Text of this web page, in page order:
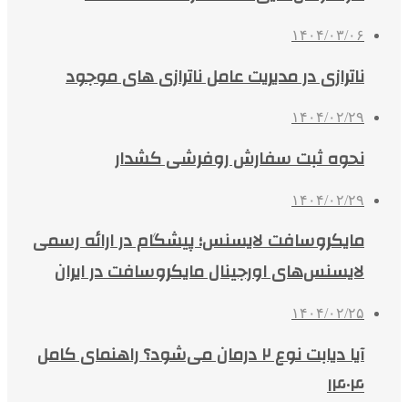
۱۴۰۴/۰۳/۰۶
ناترازی در مدیریت عامل ناترازی های موجود
۱۴۰۴/۰۲/۲۹
نحوه ثبت سفارش روفرشی کشدار
۱۴۰۴/۰۲/۲۹
مایکروسافت لایسنس؛ پیشگام در ارائه رسمی
لایسنس‌های اورجینال مایکروسافت در ایران
۱۴۰۴/۰۲/۲۵
آیا دیابت نوع ۲ درمان می‌شود؟ راهنمای کامل
۱۴۰۴